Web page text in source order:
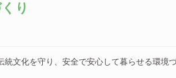
り
文化を守り、安全で安心して暮らせる環境